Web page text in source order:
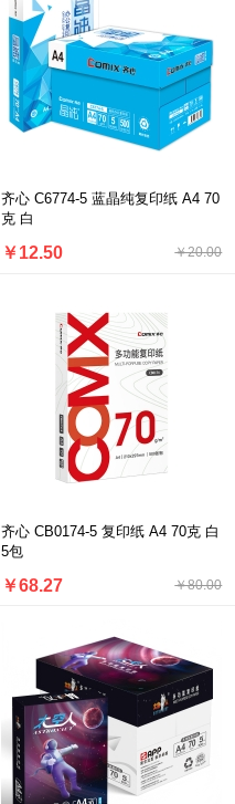
齐心 C6774-5 蓝晶纯复印纸 A4 70
克 白
￥20.00
￥12.50
齐心 CB0174-5 复印纸 A4 70克 白
5包
￥80.00
￥68.27